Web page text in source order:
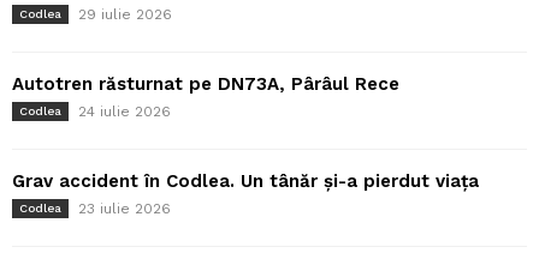
Codlea 29 iulie 2026
Autotren răsturnat pe DN73A, Pârâul Rece
Codlea 24 iulie 2026
Grav accident în Codlea. Un tânăr și-a pierdut viața
Codlea 23 iulie 2026